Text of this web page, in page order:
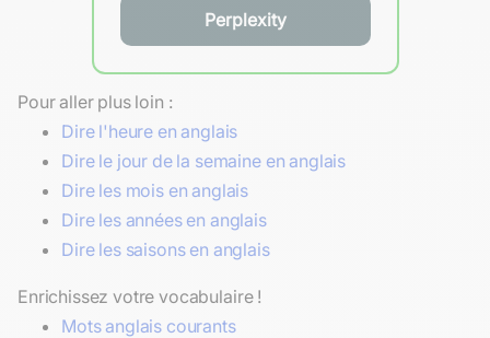
Perplexity
Pour aller plus loin :
Dire l'heure en anglais
Dire le jour de la semaine en anglais
Dire les mois en anglais
Dire les années en anglais
Dire les saisons en anglais
Enrichissez votre vocabulaire !
Mots anglais courants